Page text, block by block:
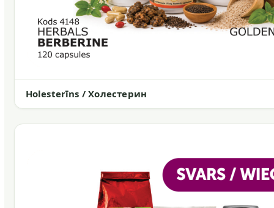
Holesterīns / Холестерин